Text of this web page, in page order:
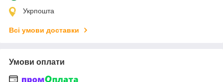
Укрпошта
Всі умови доставки
Умови оплати